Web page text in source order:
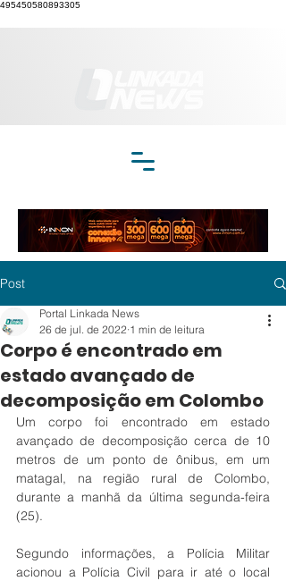
495450580893305
Post
Corpo é encontrado em
estado avançado de
decomposição em Colombo
Portal Linkada News
26 de jul. de 2022 1 min de leitura
Um corpo foi encontrado em estado
avançado de decomposição cerca de 10
metros de um ponto de ônibus, em um
matagal, na região rural de Colombo,
durante a manhã da última segunda-feira
(25).
Segundo informações, a Polícia Militar
acionou a Polícia Civil para ir até o local